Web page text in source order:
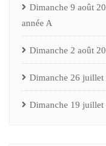
Dimanche 9 août
année A
Dimanche 2 août
Dimanche 26 juillet
Dimanche 19 juillet